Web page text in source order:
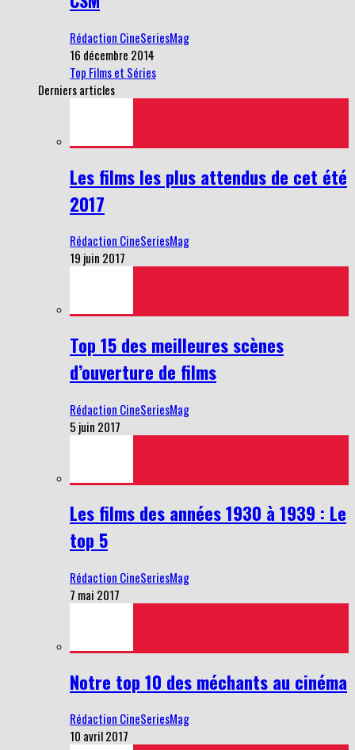
Rédaction CineSeriesMag
16 décembre 2014
Top Films et Séries
Derniers articles
Les films les plus attendus de cet été
2017
Rédaction CineSeriesMag
19 juin 2017
Top 15 des meilleures scènes
d’ouverture de films
Rédaction CineSeriesMag
5 juin 2017
Les films des années 1930 à 1939 : Le
top 5
Rédaction CineSeriesMag
7 mai 2017
Notre top 10 des méchants au cinéma
Rédaction CineSeriesMag
10 avril 2017